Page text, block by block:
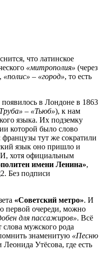
что латинское
«митрополия» (через
, «полис» – «город», то есть
в Лондоне в 1863
– «Тьюб»), к нам
языка. Их подземку
которой было слово
французы тут же сократили
язык оно пришло и
хотя официальным
имени Ленина»,
«Советский метро». И
первой очереди, можно
для пассажиров». Всё
мужского рода
знаменитую «Песню
Утёсова, где есть